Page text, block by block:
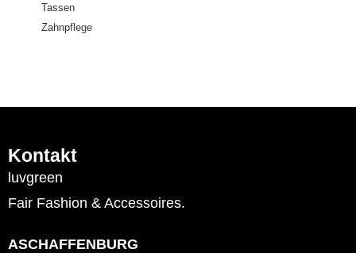
Tassen
Zahnpflege
Kontakt
luvgreen
Fair Fashion & Accessoires.
ASCHAFFENBURG